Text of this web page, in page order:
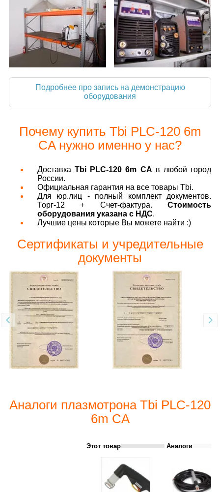
Подробнее про запись на демонстрацию
оборудования
Почему купить Tbi PLC-120 6m
CA нужно именно у нас?
ДоставкаTbi PLC-120 6m CA в любой город
России.
Официальная гарантия на все товары Tbi.
Для юр.лиц - полный комплект документов.
Торг-12 + Счет-фактура. Стоимость
оборудования указана с НДС.
Лучшие цены которые Вы можете найти :)
Сертификаты и учредительные
документы
Аналоги плазмотрона Tbi PLC-120
6m CA
Этот товар Аналоги